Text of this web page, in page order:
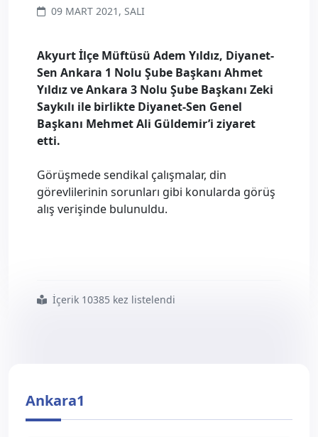
09 MART 2021, SALI
Akyurt İlçe Müftüsü Adem Yıldız, Diyanet-
Sen Ankara 1 Nolu Şube Başkanı Ahmet
Yıldız ve Ankara 3 Nolu Şube Başkanı Zeki
Saykılı ile birlikte Diyanet-Sen Genel
Başkanı Mehmet Ali Güldemir’i ziyaret
etti.
Görüşmede sendikal çalışmalar, din
görevlilerinin sorunları gibi konularda görüş
alış verişinde bulunuldu.
#akyurt
#ilçe
#müftüsü
#adem
#yıldız dan
#sendikamıza
#ziyaretİçerik 10385 kez listelendi
Ankara1